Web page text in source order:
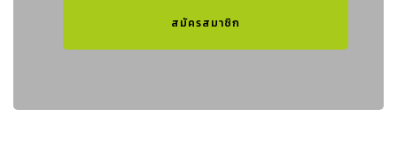
สมัครสมาชิก